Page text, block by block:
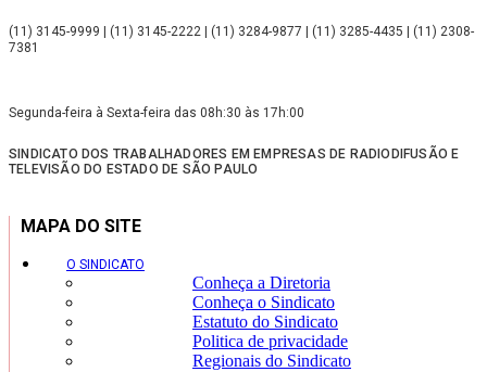
(11) 3145-9999 | (11) 3145-2222 | (11) 3284-9877 | (11) 3285-4435 | (11) 2308-
7381
Segunda-feira à Sexta-feira das 08h:30 às 17h:00
SINDICATO DOS TRABALHADORES EM EMPRESAS DE RADIODIFUSÃO E
TELEVISÃO DO ESTADO DE SÃO PAULO
MAPA DO SITE
O SINDICATO
Conheça a Diretoria
Conheça o Sindicato
Estatuto do Sindicato
Politica de privacidade
Regionais do Sindicato